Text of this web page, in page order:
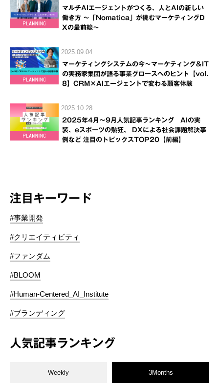
マルチAIエージェントがつくる、人とAIの新しい
働き方 ～「Nomatica」が挑むマーケティングD
Xの最前線～
2025.09.04
マーケティングシステムの今～マーケティング＆IT
の実務家集団が語る事業グロースへのヒント【vol.
8】CRM×AIエージェントで変わる顧客体験
2025.10.28
2025年4月～9月人気記事ランキング AIの実
装、eスポーツの熱狂、 DXによる社会課題解決事
例など 注目のトピックスTOP20【前編】
注目キーワード
#事業開発
#クリエイティビティ
#ファンダム
#BLOOM
#Human-Centered_AI_Institute
#ブランディング
人気記事ランキング
Weekly 3Months